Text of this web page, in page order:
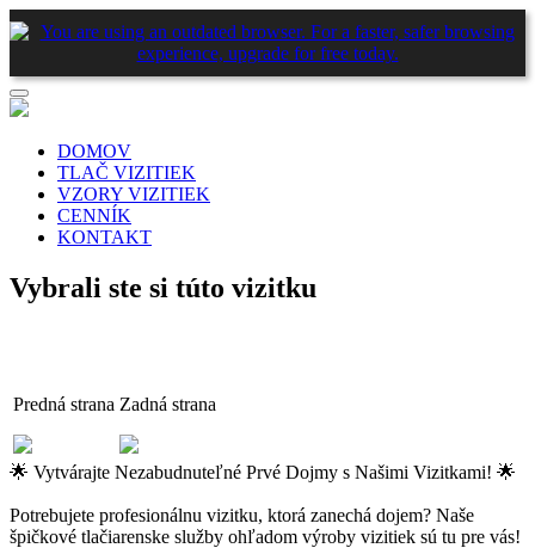
DOMOV
TLAČ VIZITIEK
VZORY VIZITIEK
CENNÍK
KONTAKT
Vybrali ste si túto vizitku
Predná strana Zadná strana
🌟 Vytvárajte Nezabudnuteľné Prvé Dojmy s Našimi Vizitkami! 🌟
Potrebujete profesionálnu vizitku, ktorá zanechá dojem? Naše
špičkové tlačiarenske služby ohľadom výroby vizitiek sú tu pre vás!